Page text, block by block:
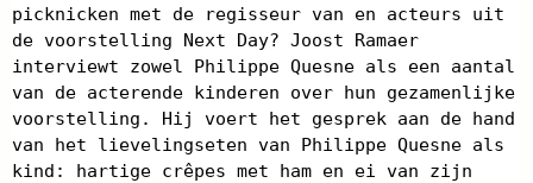
picknicken met de regisseur van en acteurs uit
de voorstelling Next Day? Joost Ramaer
interviewt zowel Philippe Quesne als een aantal
van de acterende kinderen over hun gezamenlijke
voorstelling. Hij voert het gesprek aan de hand
van het lievelingseten van Philippe Quesne als
kind: hartige crêpes met ham en ei van zijn